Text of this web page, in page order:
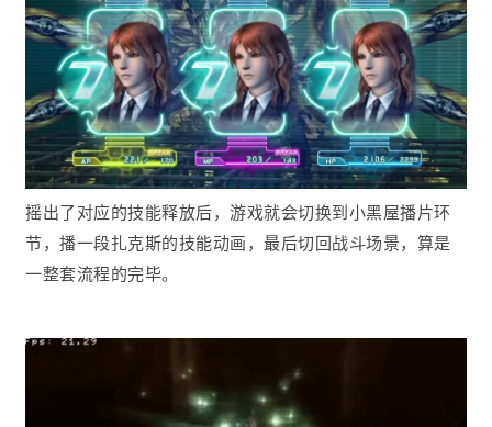
摇出了对应的技能释放后，游戏就会切换到小黑屋播片环
节，播一段扎克斯的技能动画，最后切回战斗场景，算是
一整套流程的完毕。